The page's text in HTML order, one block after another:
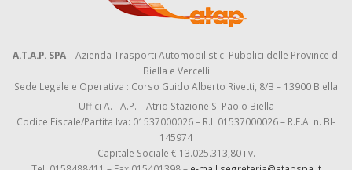
A.T.A.P. SPA– Azienda Trasporti Automobilistici Pubblici delle Province di
Biella e Vercelli
Sede Legale e Operativa : Corso Guido Alberto Rivetti, 8/B – 13900 Biella
Uffici A.T.A.P. – Atrio Stazione S. Paolo Biella
Codice Fiscale/Partita Iva: 01537000026 – R.I. 01537000026 – R.E.A. n. BI-
145974
Capitale Sociale € 13.025.313,80 i.v.